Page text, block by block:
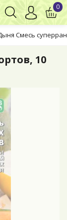
Смесь
0
10